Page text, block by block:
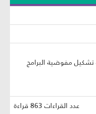
مفوضية البرامج
عدد القراءات 863 قراءة